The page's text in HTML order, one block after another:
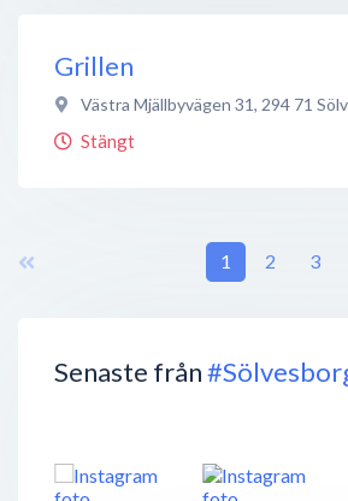
Senaste från
Grillen
Västra Mjällbyvägen 31, 294 71
Stängt
1 2 3